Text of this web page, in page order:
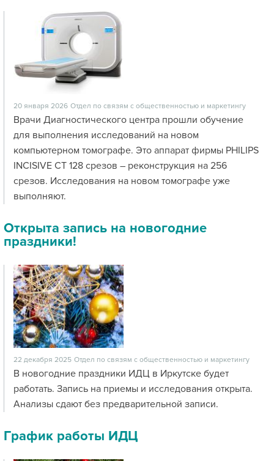
20 января 2026 Отдел по связям с общественностью и маркетингу
Врачи Диагностического центра прошли обучение
для выполнения исследований на новом
компьютерном томографе. Это аппарат фирмы PHILIPS
INCISIVE CT 128 срезов – реконструкция на 256
срезов. Исследования на новом томографе уже
выполняют.
Открыта запись на новогодние
праздники!
22 декабря 2025 Отдел по связям с общественностью и маркетингу
В новогодние праздники ИДЦ в Иркутске будет
работать. Запись на приемы и исследования открыта.
Анализы сдают без предварительной записи.
График работы ИДЦ